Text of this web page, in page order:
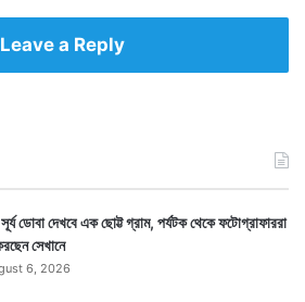
Leave a Reply
ডোবা দেখবে এক ছোট্ট গ্রাম, পর্যটক থেকে ফটোগ্রাফাররা
সেখানে
6, 2026